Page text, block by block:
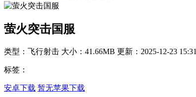
萤火突击国服
类型：飞行射击 大小：41.66MB 更新：2025-12-23 15:31
标签：
安卓下载 暂无苹果下载